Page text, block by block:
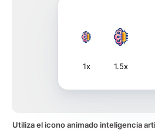
1x 1.5x
Utiliza el icono animado inteligencia